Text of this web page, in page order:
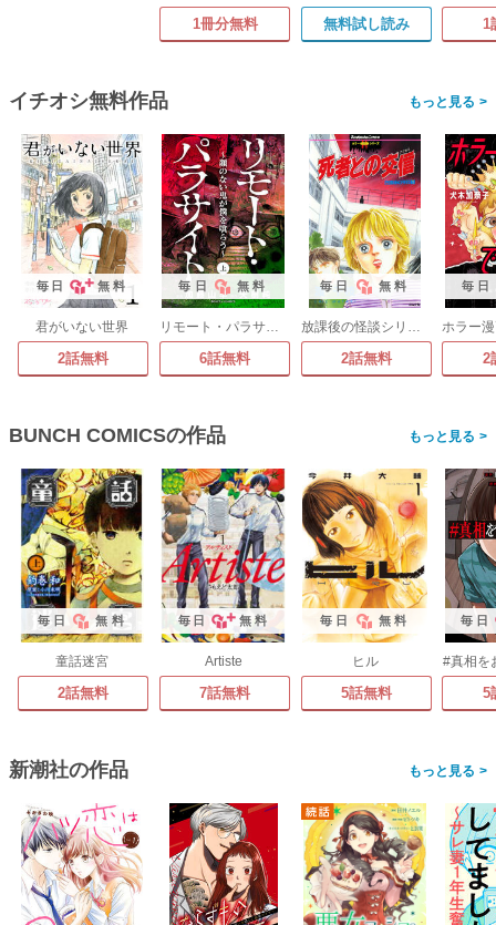
1冊分無料 無料試し読み 1
イチオシ無料作品 >
毎日 無料
君がいない世界
2話無料
毎日 無料
リモート・パラサイト～顔のない鬼が僕を喰らう～
6話無料
毎日 無料
放課後の怪談シリーズ1～死者との交信～
2話無料
毎日
2
BUNCH COMICSの作品 >
毎日 無料
童話迷宮
2話無料
毎日 無料
Artiste
7話無料
毎日 無料
ヒル
5話無料
毎日
#真相を
5
新潮社の作品 >